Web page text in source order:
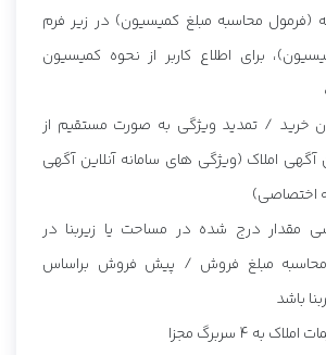
(فرمول محاسبه مبلغ کمیسیون) در زیر فرم
برای اطلاع کاربر از نحوه کمیسیون
خرید / تمدید ویژگی به صورت مستقیم از
آگهی املاک (ویژگی های سامانه آنلاین آگهی
اختصاصی)
مقدار درج شده در مساحت یا زیربنا در
مبلغ فروش / پیش فروش براساس
باشد
به 4 سربرگ مجزا